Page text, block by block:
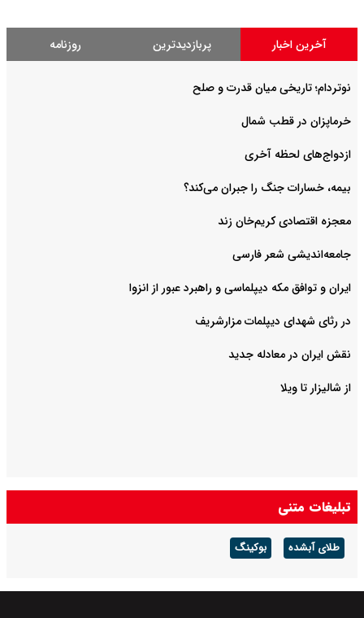
آخرین اخبار پربازدیدترین روزنامه
نوتردام؛ تاریخی میان قدرت و صلح‌
خرماپزان در قطب شمال
ازدواج‌های لحظه آخری
بیمه، خسارات جنگ را جبران می‌کند؟
معجزه اقتصادی کریم‌خان زند
جامعه‌اندیشی شعر فارسی
ایران و توافق مکه دیپلماسی و راهبرد عبور از انزوا
در رثای شهدای دیپلمات مزارشریف
نقش ایران در معادله جدید
از شالیزار تا ویلا
تبلیغات متنی
طلای آبشده بوکینگ